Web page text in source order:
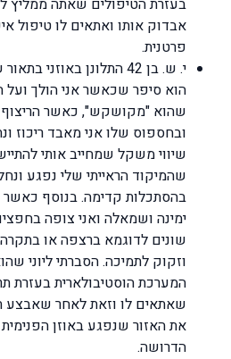
בעזרת הטיפולים שאתה ממליץ
אבדוק אותו ואתאים לו טיפול
פרטנית.
י. ש. בן 42 התלונן
הוא סיפר שכאשר אני הולך ועל
שהוא "מקושקש", כאשר הריצוף
ובחספוס שלו אני מאבד ריכוז
שיווי משקל שמחייב אותי
שהמיקוד הראייתי שלי נפגע
בהסתכלות קדימה. בנוסף כאשר
ימינה ושמאלה ואני צופה
שונים לדוגמא ברצפה או
וזקוק לתמיכה. הסברתי ליוני
המערכת הוסטיבולארית בעזרת
שאתאים לו וזאת לאחר שאבצע
את האזור שנפגע באוזן הפנימית
הדרושה.